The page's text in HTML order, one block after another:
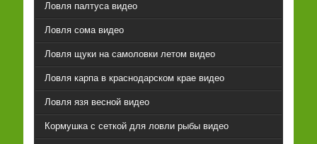
Ловля палтуса видео
Ловля сома видео
Ловля щуки на самоловки летом видео
Ловля карпа в краснодарском крае видео
Ловля язя весной видео
Кормушка с сеткой для ловли рыбы видео